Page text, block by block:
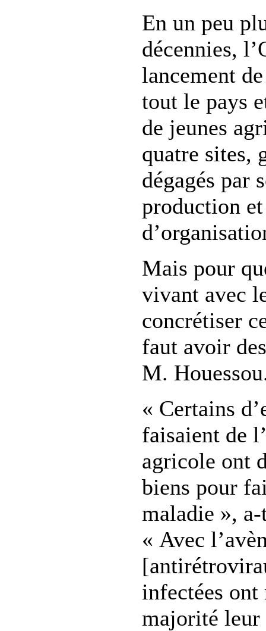
En un peu
décennies,
lancement
tout le pays
de jeunes
quatre sites,
dégagés par
production
Mais pour
vivant avec
concrétiser
faut avoir
M.
« Certains
faisaient de
agricole ont
biens pour
maladie »,
« Avec
infectées ont
majorité leur